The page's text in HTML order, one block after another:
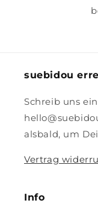
suebidou
Schreib uns
alsbald, um
Vertrag
Info